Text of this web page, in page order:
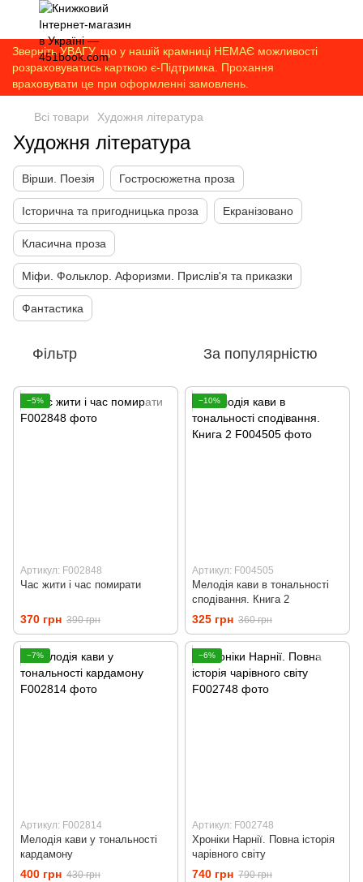
Зверніть УВАГУ, що у нашій крамниці НЕМАЄ можливості
розраховуватись карткою є-Підтримка. Прохання
враховувати це при оформленні замовлень.
Всі товари Художня література
Художня література
Вірши. Поезія Гостросюжетна проза
Історична та пригодницька проза Екранізовано
Класична проза
Міфи. Фольклор. Афоризми. Прислів'я та приказки
Фантастика
Фільтр За популярністю
−5%
Артикул: F002848
Час жити і час помирати
370 грн 390 грн
−10%
Артикул: F004505
Мелодія кави в тональності
сподівання. Книга 2
325 грн 360 грн
−7%
Артикул: F002814
Мелодія кави у тональності
кардамону
400 грн 430 грн
−6%
Артикул: F002748
Хроніки Нарнії. Повна історія
чарівного світу
740 грн 790 грн